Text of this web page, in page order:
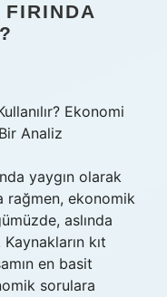
FIRINDA
Ekonomi
Analiz
yaygın olarak
rağmen, ekonomik
aslında
kıt
en basit
sorulara